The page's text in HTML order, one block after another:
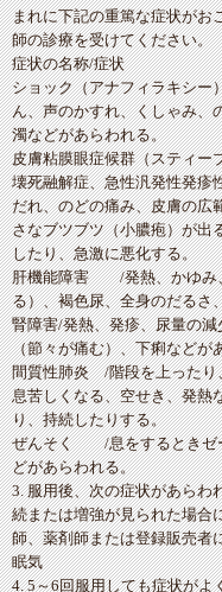
まれに下記の重篤な症状がお
師の診療を受けてください。
症状の名称/症状
ショック（アナフィラキシー
ん、声のかすれ、くしゃみ、
濁などがあらわれる。
皮膚粘膜眼症候群（スティー
壊死融解症、急性汎発性発疹
だれ、のどの痛み、皮膚の広
さなブツブツ（小膿疱）が出
したり、急激に悪化する。
肝機能障害 /発熱、かゆみ
る）、褐色尿、全身のだるさ
腎障害/発熱、発疹、尿量の
（節々が痛む）、下痢などが
間質性肺炎 /階段を上ったり
息苦しくなる、空せき、発熱
り、持続したりする。
ぜんそく /息をするときゼ
どがあらわれる。
3. 服用後、次の症状があらわ
続または増強が見られた場合
師、薬剤師または登録販売者
眠気
4. 5～6回服用しても症状が